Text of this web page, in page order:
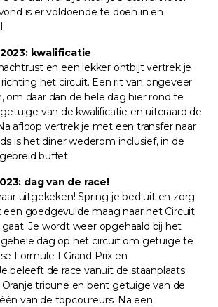
is er voldoende te doen in en
kwalificatie
en een lekker ontbijt vertrek je
het circuit. Een rit van ongeveer
om daar dan de hele dag hier rond te
van de kwalificatie en uiteraard de
afloop vertrek je met een transfer naar
is het diner wederom inclusief, in de
buffet.
dag van de race!
uitgekeken! Spring je bed uit en zorg
goedgevulde maag naar het Circuit
Je wordt weer opgehaald bij het
dag op het circuit om getuige te
Formule 1 Grand Prix en
beleeft de race vanuit de staanplaats
tribune en bent getuige van de
van de topcoureurs. Na een